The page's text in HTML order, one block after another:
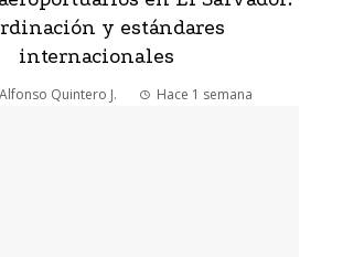
y estándares
internacionales
Quintero J. Hace 1 semana